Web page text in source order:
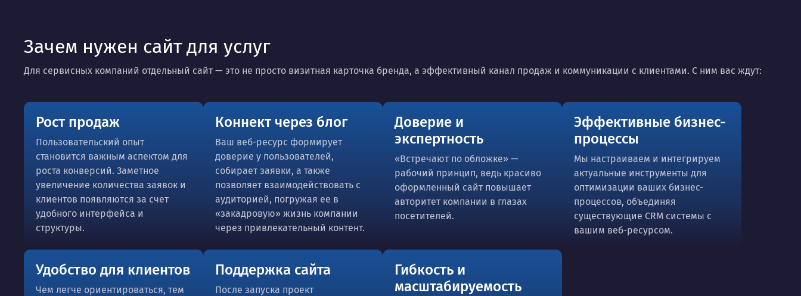
Зачем нужен сайт для услуг
Для сервисных компаний отдельный сайт — это не просто визитная карточка бренда, а эффективный канал продаж и коммуникации с клиентами. С ним вас ждут:
Рост продаж
Пользовательский опыт
становится важным аспектом для
роста конверсий. Заметное
увеличение количества заявок и
клиентов появляются за счет
удобного интерфейса и
структуры.
Коннект через блог
Ваш веб-ресурс формирует
доверие у пользователей,
собирает заявки, а также
позволяет взаимодействовать с
аудиторией, погружая ее в
«закадровую» жизнь компании
через привлекательный контент.
Доверие и
экспертность
«Встречают по обложке» —
рабочий принцип, ведь красиво
оформленный сайт повышает
авторитет компании в глазах
посетителей.
Эффективные бизнес-
процессы
Мы настраиваем и интегрируем
актуальные инструменты для
оптимизации ваших бизнес-
процессов, объединяя
существующие CRM системы с
вашим веб-ресурсом.
Удобство для клиентов
Чем легче ориентироваться, тем
Поддержка сайта
После запуска проект
Гибкость и
масштабируемость